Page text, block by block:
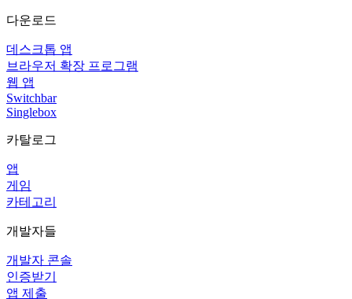
다운로드
데스크톱 앱
브라우저 확장 프로그램
웹 앱
Switchbar
Singlebox
카탈로그
앱
게임
카테고리
개발자들
개발자 콘솔
인증받기
앱 제출